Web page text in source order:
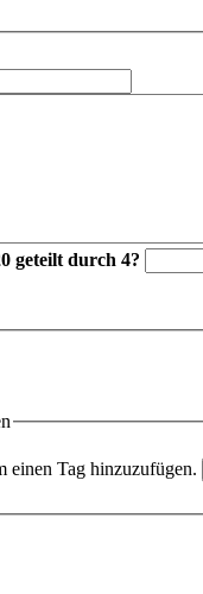
geteilt durch 4?
einen Tag hinzuzufügen.